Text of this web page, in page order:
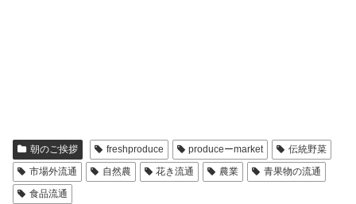
朝のご挨拶 freshproduce produceーmarket
伝統野菜
市場外流通
自然農 花き流通 農業
青果物の流通
食品流通